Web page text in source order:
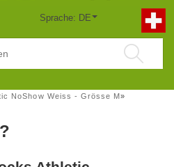
Sprache: DE
NoShow Weiss - Grösse M»